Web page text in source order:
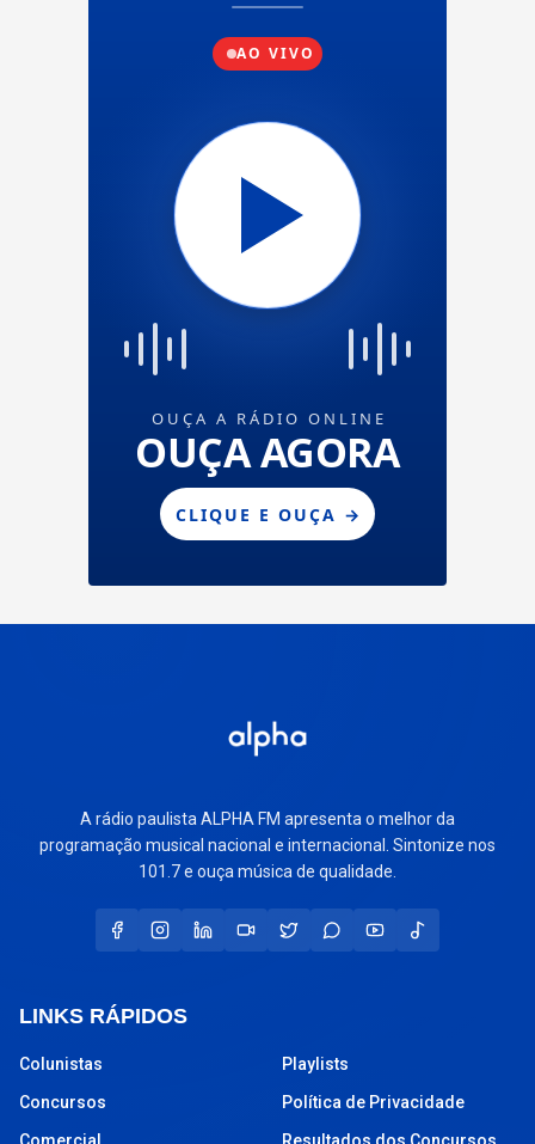
A rádio paulista ALPHA FM apresenta o melhor da
programação musical nacional e internacional. Sintonize nos
101.7 e ouça música de qualidade.
LINKS RÁPIDOS
Colunistas
Concursos
Playlists
Política de Privacidade